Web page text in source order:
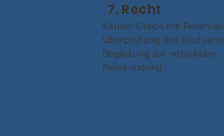
7. Recht
Käufer-Check mit
Überprüfung des
Begleitung zur notariellen
Beurkundung